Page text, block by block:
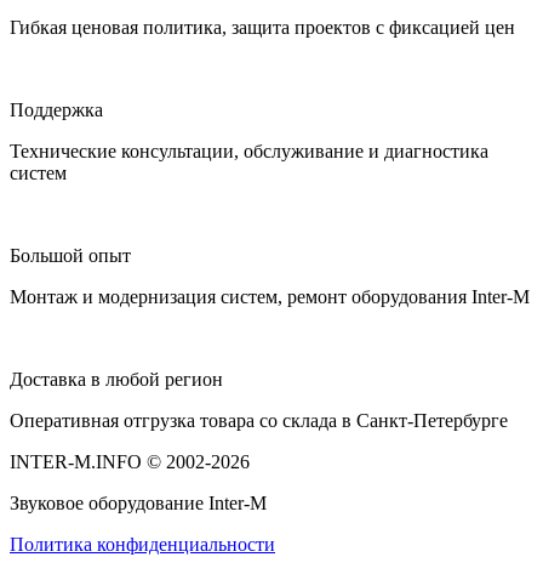
Гибкая ценовая политика, защита проектов с фиксацией цен
Поддержка
Технические консультации, обслуживание и диагностика
систем
Большой опыт
Монтаж и модернизация систем, ремонт оборудования Inter-M
Доставка в любой регион
Оперативная отгрузка товара со склада в Санкт-Петербурге
INTER-M.INFO © 2002-2026
Звуковое оборудование Inter-M
Политика конфиденциальности